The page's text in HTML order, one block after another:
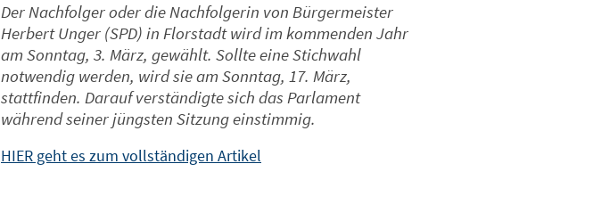
Der Nachfolger oder die Nachfolgerin von Bürgermeister
Herbert Unger (SPD) in Florstadt wird im kommenden Jahr
am Sonntag, 3. März, gewählt. Sollte eine Stichwahl
notwendig werden, wird sie am Sonntag, 17. März,
stattfinden. Darauf verständigte sich das Parlament
während seiner jüngsten Sitzung einstimmig.
HIER geht es zum vollständigen Artikel